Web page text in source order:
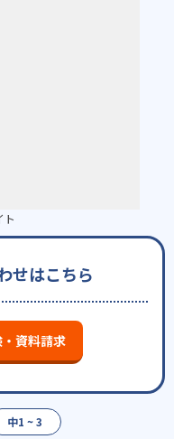
ト
せはこちら
資料請求
中1 ~ 3